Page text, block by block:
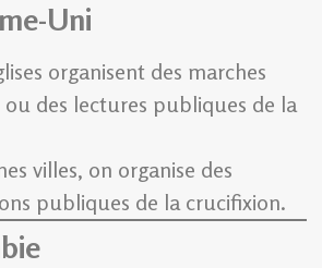
Uni
organisent des marches
ou des lectures publiques de la
villes, on organise des
publiques de la crucifixion.